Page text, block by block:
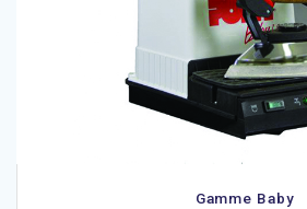
Gamme Baby